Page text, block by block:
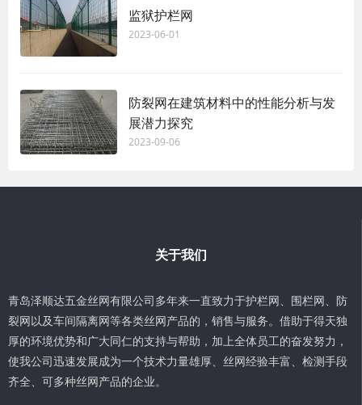
监狱护栏网
2023-06-01
防裂网在建筑材料中的性能分析与发
展潜力探究
2023-09-06
关于我们
青岛泽顺达五金丝网有限公司多年来一直致力于护栏网、围栏网、防
裂网以及车间隔离网等各类丝网产品的，销售与服务。借助于得天独
厚的环境优势和广大同仁的支持与帮助，加上全体员工的奋发努力，
使我公司迅速发展成为一个技术力量雄厚、丝网经验丰富、检测手段
齐全、可多种丝网产品的企业。